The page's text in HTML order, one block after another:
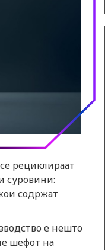
рециклираат
суровини:
содржат
е нешто
шефот на